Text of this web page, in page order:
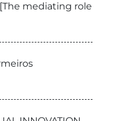
mediating role